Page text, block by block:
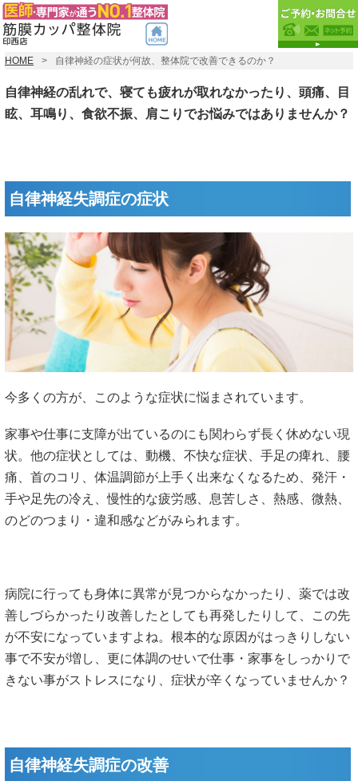
HOME 自律神経の症状が何故、整体院で改善できるのか？
自律神経の乱れで、寝ても疲れが取れなかったり、頭痛、目
眩、耳鳴り、食欲不振、肩こりでお悩みではありませんか？
自律神経失調症の症状
今多くの方が、このような症状に悩まされています。
家事や仕事に支障が出ているのにも関わらず長く休めない現
状。他の症状としては、動機、不快な症状、手足の痺れ、腰
痛、首のコリ、体温調節が上手く出来なくなるため、発汗・
手や足先の冷え、慢性的な疲労感、息苦しさ、熱感、微熱、
のどのつまり・違和感などがみられます。
病院に行っても身体に異常が見つからなかったり、薬では改
善しづらかったり改善したとしても再発したりして、この先
が不安になっていますよね。根本的な原因がはっきりしない
事で不安が増し、更に体調のせいで仕事・家事をしっかりで
きない事がストレスになり、症状が辛くなっていませんか？
自律神経失調症の改善